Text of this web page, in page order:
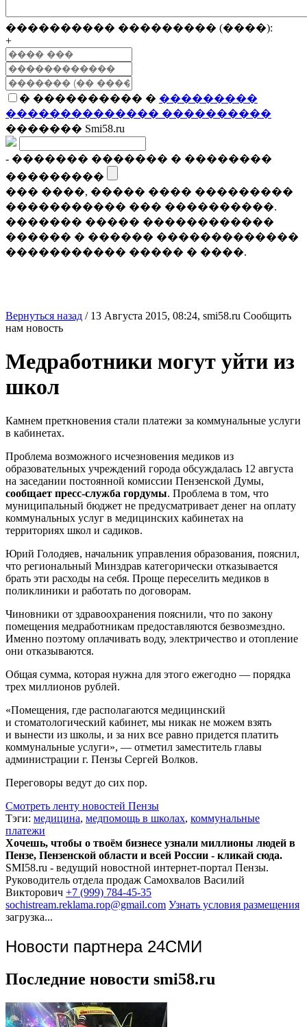
���������� ��������� (����):
+
� ���������� � ���������
�������������� ����������
������� Smi58.ru
- ������� ������� � ��������
���������
��� ����, ����� ���� ���������
����������� ��� ����������.
������� ����� ������������
������ � ������ �������������
����������� ����� � ����.
Вернуться назад / 13 Августа 2015, 08:24, smi58.ru Сообщить
нам новость
Медработники могут уйти из
школ
Камнем преткновения стали платежи за коммунальные услуги
в кабинетах.
Проблема возможного исчезновения медиков из
образовательных учреждений города обсуждалась 12 августа
на заседании постоянной комиссии Пензенской Думы,
сообщает пресс-служба гордумы. Проблема в том, что
муниципальный бюджет не предусматривает денег на оплату
коммунальных услуг в медицинских кабинетах на
территориях школ и садиков.
Юрий Голодяев, начальник управления образования, пояснил,
что региональный Минздрав категорически отказывается
брать эти расходы на себя. Проще переселить медиков в
поликлиники и работать по договорам.
Чиновники от здравоохранения пояснили, что по закону
помещения медработникам предоставляются безвозмездно.
Именно поэтому оплачивать воду, электричество и отопление
они отказываются.
Общая сумма, которая нужна для этого ежегодно — порядка
трех миллионов рублей.
«Помещения, где располагаются медицинский
и стоматологический кабинет, мы никак не можем взять
и вынести из школы, и за них все равно придется платить
коммунальные услуги», — отметил заместитель главы
администрации г. Пензы Сергей Волков.
Переговоры ведут до сих пор.
Смотреть ленту новостей Пензы
Тэги: медицина, медпомощь в школах, коммунальные
платежи
Хочешь, чтобы о твоём бизнесе узнали миллионы людей в
Пензе, Пензенской области и всей России - кликай сюда.
SMI58.ru - ведущий новостной интернет-портал Пензы.
Руководитель отдела продаж Самохвалов Василий
Викторович +7 (999) 784-45-35
sochistream.reklama.rop@gmail.com Узнать условия размещения
загрузка...
Новости партнера 24СМИ
Последние новости smi58.ru